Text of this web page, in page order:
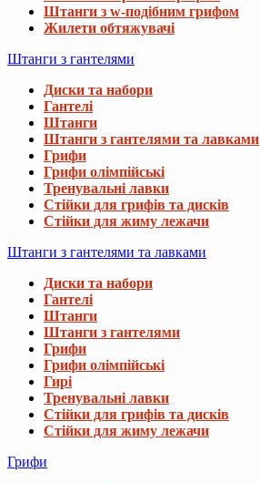
Штанги з w-подібним грифом
Жилети обтяжувачі
Штанги з гантелями
Диски та набори
Гантелі
Штанги
Штанги з гантелями та лавками
Грифи
Грифи олімпійські
Тренувальні лавки
Стійки для грифів та дисків
Стійки для жиму лежачи
Штанги з гантелями та лавками
Диски та набори
Гантелі
Штанги
Штанги з гантелями
Грифи
Грифи олімпійські
Гирі
Тренувальні лавки
Стійки для грифів та дисків
Стійки для жиму лежачи
Грифи